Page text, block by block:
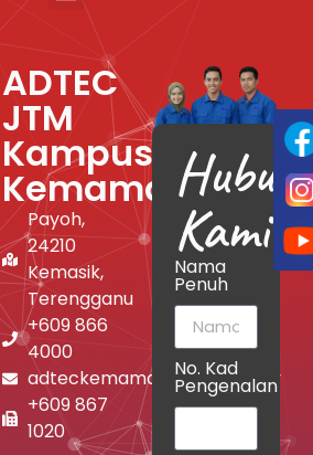
ADTEC
JTM
Kampus
Kemaman
Payoh,
24210
Kemasik,
Terengganu
+609 866
4000
adteckemaman@jtm.gov.my
+609 867
1020
Kami
Nama
Penuh
No. Kad
Pengenalan